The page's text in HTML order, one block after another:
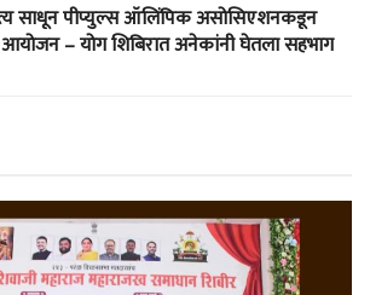
साधून पीप्युल्स ऑलिंपिक असोसिएशनकडून
– योग शिबिरात अनेकांनी घेतला सहभाग